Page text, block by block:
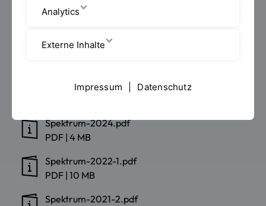
Spektrum
Spektrum-2024.pdf
PDF | 4 MB
Spektrum-2022-1.pdf
PDF | 10 MB
Spektrum-2021-2.pdf
Analytics
Externe Inhalte
Impressum Datenschutz